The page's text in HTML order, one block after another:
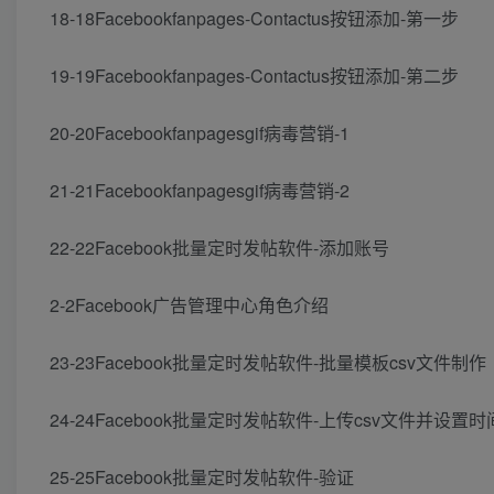
18-18Facebookfanpages-Contactus按钮添加-第一步
19-19Facebookfanpages-Contactus按钮添加-第二步
20-20Facebookfanpagesgif病毒营销-1
21-21Facebookfanpagesgif病毒营销-2
22-22Facebook批量定时发帖软件-添加账号
2-2Facebook广告管理中心角色介绍
23-23Facebook批量定时发帖软件-批量模板csv文件制作
24-24Facebook批量定时发帖软件-上传csv文件并设置时
25-25Facebook批量定时发帖软件-验证